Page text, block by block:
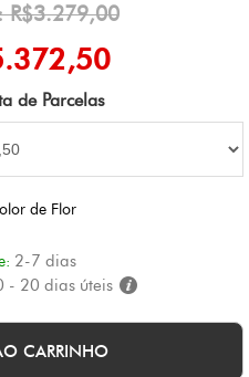
R$3.279,00
de Parcelas
de Flor
2-7 dias
- 20 dias úteis